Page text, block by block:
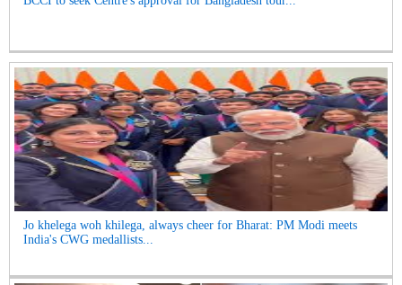
Jo khelega woh khilega, always cheer for Bharat: PM Modi meets
India's CWG medallists...